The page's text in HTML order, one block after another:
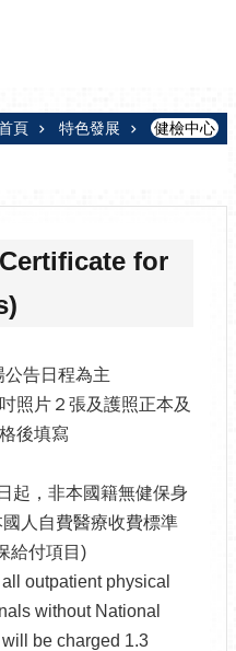
頁 特色發展 健檢中心
for
公告日程為主
照片２張及護照正本及
後填寫
起，非本國籍無健保身
人自費醫療收費標準
給付項目)
outpatient physical
without National
be charged 1.3